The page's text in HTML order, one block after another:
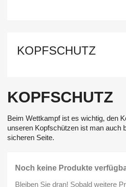
KOPFSCHUTZ
KOPFSCHUTZ
Beim Wettkampf ist es wichtig, den
unseren Kopfschützen ist man auch
sicheren Seite.
Noch keine Produkte
Bleiben Sie dran! Sobald weitere